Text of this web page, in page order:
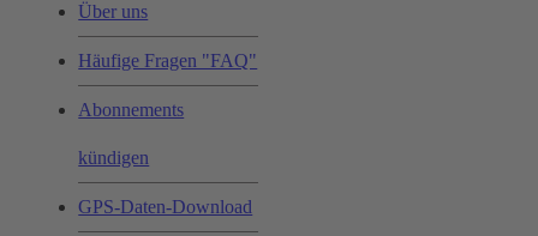
Über uns
Häufige Fragen "FAQ"
Abonnements
kündigen
GPS-Daten-Download